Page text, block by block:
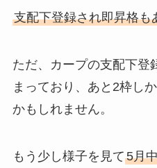
支配下登録され即昇格も
ただ、カープの支配下登
まっており、あと2枠し
かもしれません。
もう少し様子を見て5月